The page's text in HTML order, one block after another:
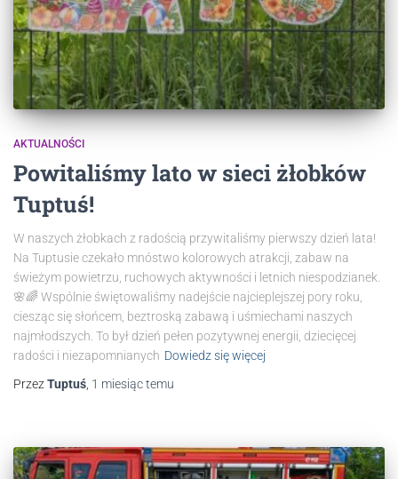
AKTUALNOŚCI
Powitaliśmy lato w sieci żłobków
Tuptuś!
W naszych żłobkach z radością przywitaliśmy pierwszy dzień lata!
Na Tuptusie czekało mnóstwo kolorowych atrakcji, zabaw na
świeżym powietrzu, ruchowych aktywności i letnich niespodzianek.
🌸🌈 Wspólnie świętowaliśmy nadejście najcieplejszej pory roku,
ciesząc się słońcem, beztroską zabawą i uśmiechami naszych
najmłodszych. To był dzień pełen pozytywnej energii, dziecięcej
radości i niezapomnianych Dowiedz się więcej
Przez Tuptuś 1 miesiąctemu